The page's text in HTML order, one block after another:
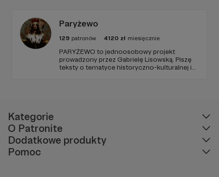
nowego odcinka co czwartek.
Paryżewo
129 patronów 4120 zł miesięcznie
PARYŻEWO to jednoosobowy projekt
prowadzony przez Gabrielę Lisowską. Piszę
teksty o tematyce historyczno-kulturalnej i
Kategorie
O Patronite
Dodatkowe produkty
Pomoc